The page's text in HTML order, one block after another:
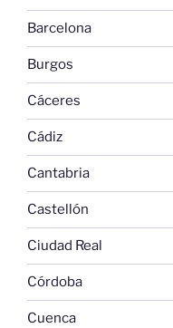
Barcelona
Burgos
Cáceres
Cádiz
Cantabria
Castellón
Ciudad Real
Córdoba
Cuenca